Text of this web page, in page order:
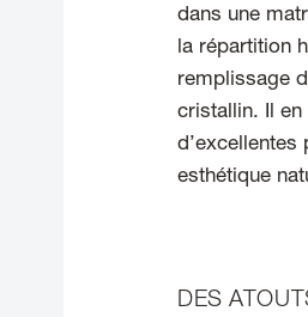
dans une
la répartition
remplissage
cristallin. Il en
d’excellentes
esthétique
DES